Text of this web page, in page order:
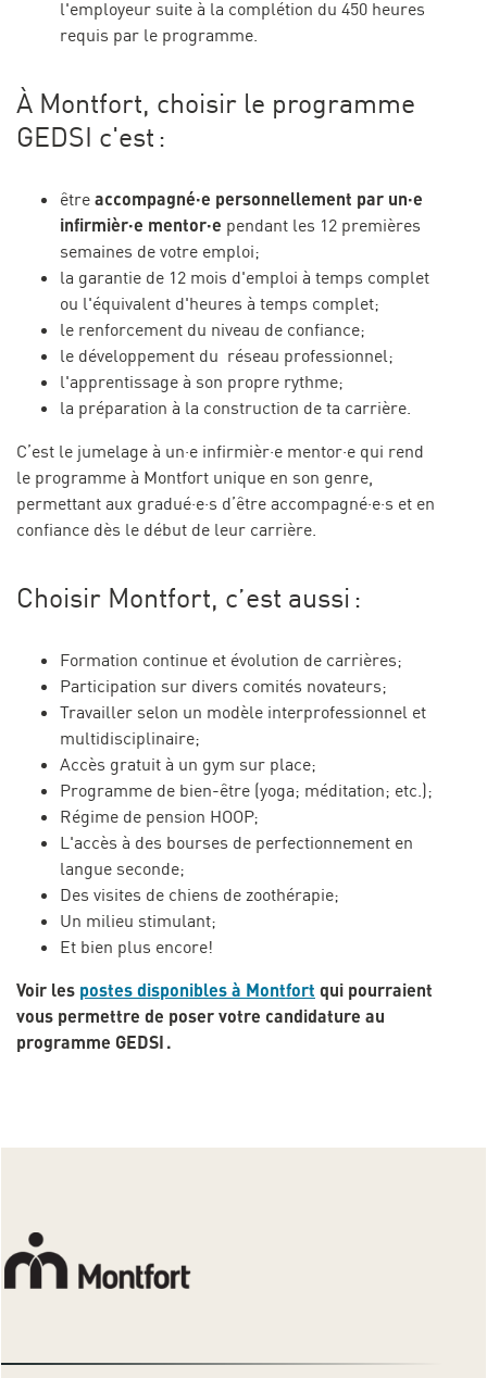
l'employeur suite à la complétion du 450 heures
requis par le programme.
À Montfort, choisir le programme
GEDSI c'est :
être accompagné·e personnellement par un·e
infirmièr·e mentor·e pendant les 12 premières
semaines de votre emploi;
la garantie de 12 mois d'emploi à temps complet
ou l'équivalent d'heures à temps complet;
le renforcement du niveau de confiance;
le développement du réseau professionnel;
l'apprentissage à son propre rythme;
la préparation à la construction de ta carrière.
C’est le jumelage à un·e infirmièr·e mentor·e qui rend
le programme à Montfort unique en son genre,
permettant aux gradué·e·s d’être accompagné·e·s et en
confiance dès le début de leur carrière.
Choisir Montfort, c’est aussi :
Formation continue et évolution de carrières;
Participation sur divers comités novateurs;
Travailler selon un modèle interprofessionnel et
multidisciplinaire;
Accès gratuit à un gym sur place;
Programme de bien-être (yoga; méditation; etc.);
Régime de pension HOOP;
L'accès à des bourses de perfectionnement en
langue seconde;
Des visites de chiens de zoothérapie;
Un milieu stimulant;
Et bien plus encore!
Voir les postes disponibles à Montfort qui pourraient
vous permettre de poser votre candidature au
programme GEDSI .